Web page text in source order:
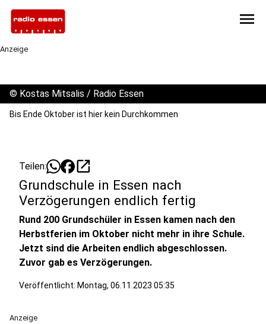
menu
Anzeige
© Kostas Mitsalis / Radio Essen
Bis Ende Oktober ist hier kein Durchkommen
Teilen: open_in_new
Grundschule in Essen nach
Verzögerungen endlich fertig
Rund 200 Grundschüler in Essen kamen nach den
Herbstferien im Oktober nicht mehr in ihre Schule.
Jetzt sind die Arbeiten endlich abgeschlossen.
Zuvor gab es Verzögerungen.
Veröffentlicht: Montag, 06.11.2023 05:35
Anzeige